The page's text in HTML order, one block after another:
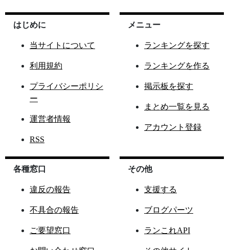
はじめに
当サイトについて
利用規約
プライバシーポリシ
ー
運営者情報
RSS
メニュー
ランキングを探す
ランキングを作る
掲示板を探す
まとめ一覧を見る
アカウント登録
各種窓口
違反の報告
不具合の報告
ご要望窓口
その他
支援する
ブログパーツ
ランこれAPI